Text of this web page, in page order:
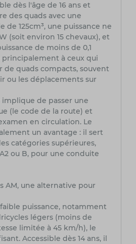
dès l'âge de 16 ans et
des quads avec une
de 125cm³, une puissance ne
(soit environ 15 chevaux), et
de moins de 0,1
principalement à ceux qui
quads compacts, souvent
ou les déplacements sur
de passer une
(le code de la route) et
en circulation. Le
un avantage : il sert
catégories supérieures,
ou B, pour une conduite
AM, une alternative pour
puissance, notamment
légers (moins de
limitée à 45 km/h), le
Accessible dès 14 ans, il